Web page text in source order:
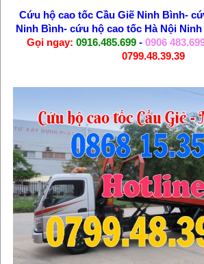
Cứu hộ cao tốc Cầu Giẽ Ninh Bình-
Ninh Bình- cứu hộ cao tốc Hà Nội
Gọi ngay: 0916.485.699- 0906
0799.48.39.39